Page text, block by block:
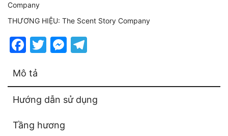
Company
THƯƠNG HIỆU: The Scent Story Company
Facebook
TwitterMessenger
Mô tả
Hướng dẫn sử dụng
Tầng hương